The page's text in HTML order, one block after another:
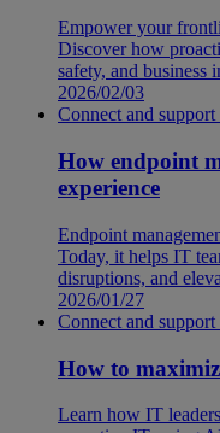
Empower your
Discover how
safety, and business
2026/02/03
Connect and support
How endpoint
experience
Endpoint
Today, it helps IT
disruptions, and
2026/01/27
Connect and support
How to
Learn how IT